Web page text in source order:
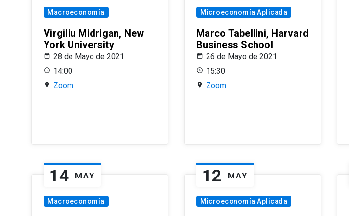
Macroeconomía
Virgiliu Midrigan, New
York University
28 de Mayo de 2021
14:00
Zoom
Microeconomía Aplicada
Marco Tabellini, Harvard
Business School
26 de Mayo de 2021
15:30
Zoom
14 MAY
Macroeconomía
12 MAY
Microeconomía Aplicada